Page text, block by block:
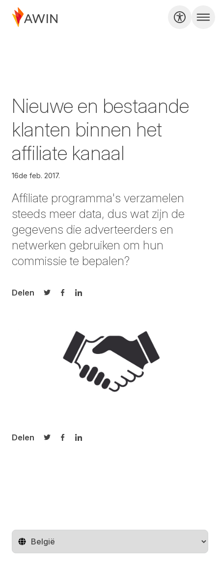
Nieuwe en bestaande
klanten binnen het
affiliate kanaal
16de feb. 2017.
Affiliate programma's verzamelen
steeds meer data, dus wat zijn de
gegevens die adverteerders en
netwerken gebruiken om hun
commissie te bepalen?
Delen
Delen op Twitter
Delen op Facebook
Delen op LinkedIn
Delen
Delen op Twitter
Delen op Facebook
Delen op LinkedIn
Regio wijzigen